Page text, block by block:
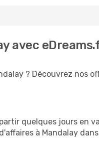
avec
? Découvrez nos
quelques jours en
à Mandalay